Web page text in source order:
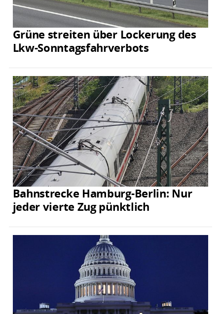
Grüne streiten über Lockerung des
Lkw-Sonntagsfahrverbots
Bahnstrecke Hamburg-Berlin: Nur
jeder vierte Zug pünktlich